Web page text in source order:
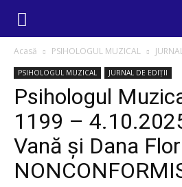
Acasă PSIHOLOGUL MUZICAL
PSIHOLOGUL MUZICAL JURNAL DE EDIȚII
Psihologul
1199 –
Vană și Dana